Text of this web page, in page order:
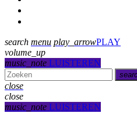
search menu play_arrowPLAY
volume_up
music_note LUISTEREN
close
close
music_note LUISTEREN